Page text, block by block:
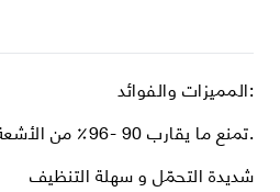
المميزات والفوائد:
تمنع ما يقارب 90 -96٪ من الأشعة فوق البنفسجية الضارة ، ظاهرة الوهج.
شديدة التحمّل و سهلة التنظيف